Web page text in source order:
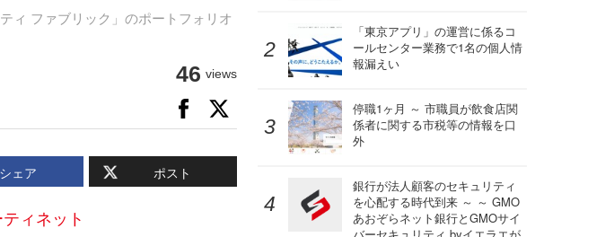
ィ ファブリック」のポートフォリオ
46 views
シェア ポスト
ィネット
「東京アプリ」の運営に係るコ
ールセンター業務で1名の個人情
報漏えい
停職1ヶ月 ～ 市職員が飲食店関
係者に関する市税等の情報を口
外
銀行が法人顧客のセキュリティ
を心配する時代到来 ～ ～ GMO
あおぞらネット銀行とGMOサイ